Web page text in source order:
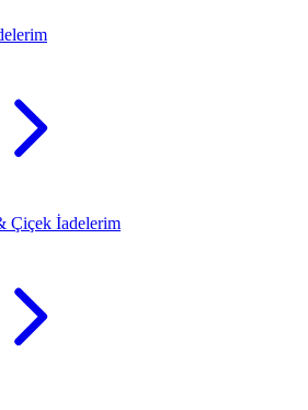
Çiçek İadelerim